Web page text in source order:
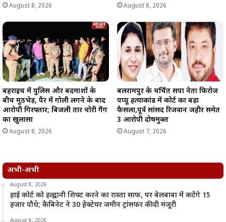
August 8, 2026 August 8, 2026
बहराइच में पुलिस और बदमाशों के
बीच मुठभेड़, पैर में गोली लगने के बाद
आरोपी गिरफ्तार; बिजली तार चोरी गैंग
का खुलासा
August 8, 2026
बलरामपुर के चर्चित सपा नेता फिरोज
पप्पू हत्याकांड में कोर्ट का बड़ा
फैसला,पूर्व सांसद रिजवान जहीर समेत
3 आरोपी दोषमुक्त
August 7, 2026
अभी-अभी
August 8, 2026
हाई कोर्ट को हल्द्वानी शिफ्ट करने का रास्ता साफ, पर बेलबाबा में कटेंगे 15
हजार पौधे; कैबिनेट ने 30 हेक्टेयर जमीन ट्रांसफर की दी मंजूरी